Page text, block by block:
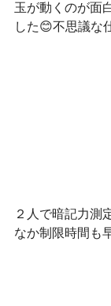
玉が動くのが面
した😊不思議な仕
２人で暗記力測
なか制限時間も